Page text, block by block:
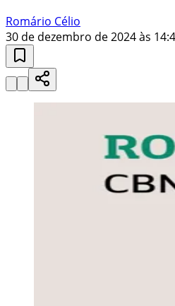
Romário Célio
30 de dezembro de 2024 às